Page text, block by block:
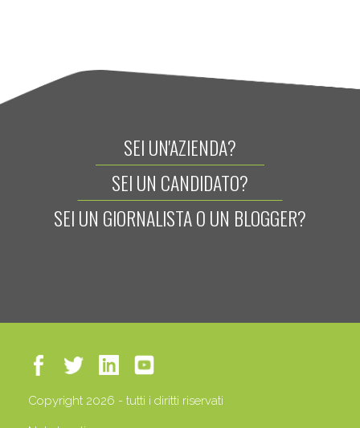
SEI UN'AZIENDA?
SEI UN CANDIDATO?
SEI UN GIORNALISTA O UN BLOGGER?
Copyright 2026 - tutti i diritti riservati